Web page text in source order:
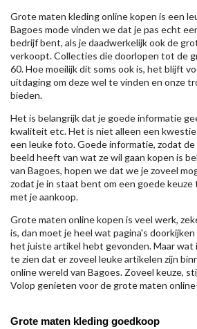
Grote maten kleding online kopen is een
Bagoes mode vinden we dat je pas echt
bedrijf bent, als je daadwerkelijk ook de
verkoopt. Collecties die doorlopen tot de
60. Hoe moeilijk dit soms ook is, het blijft
uitdaging om deze wel te vinden en onze
bieden.
Het is belangrijk dat je goede informatie
kwaliteit etc. Het is niet alleen een
een leuke foto. Goede informatie, zodat
beeld heeft van wat ze wil gaan kopen is
van Bagoes, hopen we dat we je zoveel
zodat je in staat bent om een goede keuze
met je aankoop.
Grote maten online kopen is veel werk,
is, dan moet je heel wat pagina's
het juiste artikel hebt gevonden. Maar wat
te zien dat er zoveel leuke artikelen zijn
online wereld van Bagoes. Zoveel keuze,
Volop genieten voor de grote maten
Grote maten kleding goedkoop